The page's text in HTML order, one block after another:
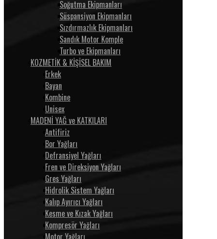
Soğutma Ekipmanları
Süspansiyon Ekipmanları
Sızdırmazlık Ekipmanları
Sandık Motor Komple
Turbo ve Ekipmanları
KOZMETİK & KİŞİSEL BAKIM
Erkek
Bayan
Kombine
Unisex
MADENİ YAĞ ve KATKILARI
Antifiriz
Bor Yağları
Defransiyel Yağları
Fren ve Direksiyon Yağları
Gres Yağları
Hidrolik Sistem Yağları
Kalıp Ayırıcı Yağları
Kesme ve Kızak Yağları
Kompresör Yağları